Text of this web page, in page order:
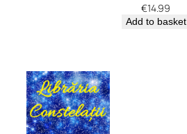
€14.99
Add to basket